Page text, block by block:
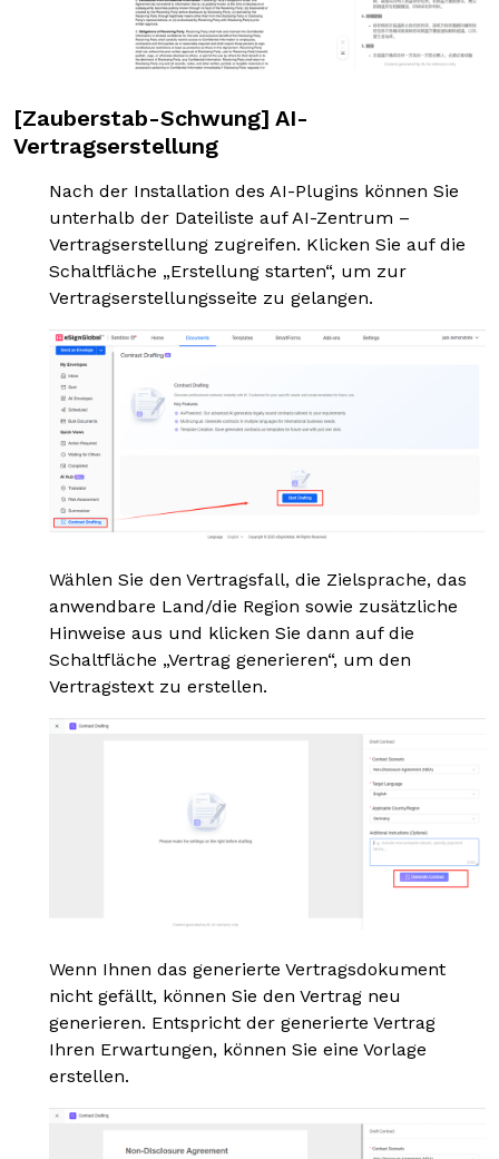
[Zauberstab-Schwung] AI-
Vertragserstellung
Nach der Installation des AI-Plugins können Sie
unterhalb der Dateiliste auf AI-Zentrum –
Vertragserstellung zugreifen. Klicken Sie auf die
Schaltfläche „Erstellung starten“, um zur
Vertragserstellungsseite zu gelangen.
Wählen Sie den Vertragsfall, die Zielsprache, das
anwendbare Land/die Region sowie zusätzliche
Hinweise aus und klicken Sie dann auf die
Schaltfläche „Vertrag generieren“, um den
Vertragstext zu erstellen.
Wenn Ihnen das generierte Vertragsdokument
nicht gefällt, können Sie den Vertrag neu
generieren. Entspricht der generierte Vertrag
Ihren Erwartungen, können Sie eine Vorlage
erstellen.